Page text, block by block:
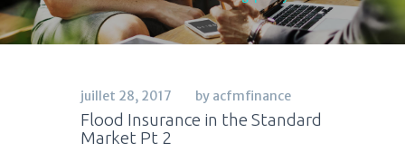
juillet 28, 2017 by acfmfinance
Flood Insurance in the Standard
Market Pt 2